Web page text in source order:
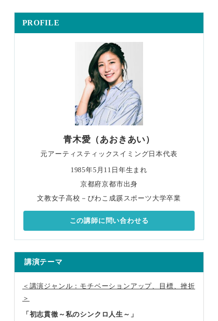
PROFILE
青木愛（あおきあい）
元アーティスティックスイミング日本代表
1985年5月11日年生まれ
京都府京都市出身
文教女子高校－びわこ成蹊スポーツ大学卒業
この講師に問い合わせる
講演テーマ
＜講演ジャンル：モチベーションアップ、目標、挫折
＞
「初志貫徹～私のシンクロ人生～」